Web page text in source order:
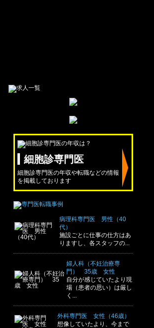
細胞診専門医
細胞診専門医の年収や転職などの情報
を掲載しております
病理科専門医 男性（40
代）
施設ごとに仕事の仕方はあ
りますし、各スタッフの...
婦人科（不妊治療専
門） 35歳 女性
自分が感じていたより現
場（患者の思い）は厳し
く...
外科専門医 女性（46歳）
想像していたより、今まで